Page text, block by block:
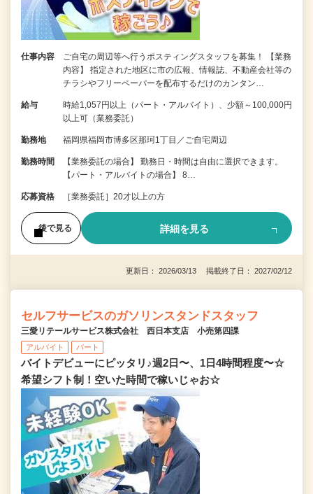
仕事内容
ご自宅の周辺等へ行うポスティングスタッフを募集！ 【業務
内容】 指定された地区に市の広報、情報誌、不動産会社等の
チラシやフリーペーパーを配布するだけのカンタン…
給与
時給1,057円以上（パート・アルバイト）、少額～100,000円
以上可（業務委託）
勤務地 福岡県福岡市博多区那珂1丁目／ご自宅周辺
勤務時間
【業務委託の場合】 勤務日・時間は自由に選択できます。
【パート・アルバイトの場合】 8…
応募資格 ［業務委託］20才以上の方
後で見る 詳細を見る
更新日： 2026/03/13 掲載終了日： 2027/02/12
セルフサービスのガソリンスタンドスタッフ
三愛リテールサービス株式会社 西日本支店 小売第四課
アルバイト パート
バイトデビューにピッタリ♪週2日〜、1日4時間程度〜☆
希望シフト制！空いた時間で稼いじゃお☆